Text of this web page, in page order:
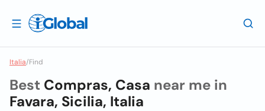
Italia/Find
Best Compras, Casa near me in
Favara, Sicilia, Italia